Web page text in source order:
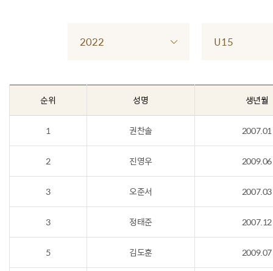
2022 U15
순위 성명 생년월
1 권찬솔 2007.01
2 진영우 2009.06
3 오준서 2007.03
3 정태준 2007.12
5 김도훈 2009.07